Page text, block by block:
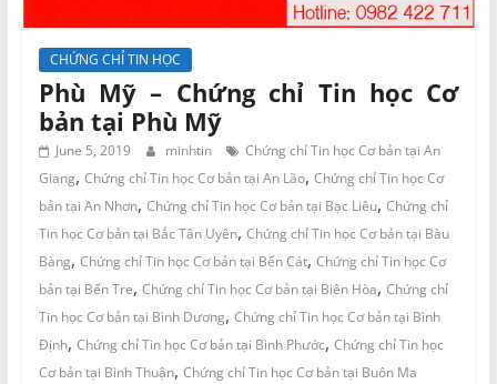
CHỨNG CHỈ TIN HỌC
Phù Mỹ – Chứng chỉ Tin học Cơ
bản tại Phù Mỹ
June 5, 2019 minhtin
Chứng chỉ Tin học Cơ bản tại An
Giang, Chứng chỉ Tin học Cơ bản tại An Lão, Chứng chỉ Tin học Cơ
bản tại An Nhơn, Chứng chỉ Tin học Cơ bản tại Bạc Liêu, Chứng chỉ
Tin học Cơ bản tại Bắc Tân Uyên, Chứng chỉ Tin học Cơ bản tại Bàu
Bàng, Chứng chỉ Tin học Cơ bản tại Bến Cát, Chứng chỉ Tin học Cơ
bản tại Bến Tre, Chứng chỉ Tin học Cơ bản tại Biên Hòa, Chứng chỉ
Tin học Cơ bản tại Bình Dương, Chứng chỉ Tin học Cơ bản tại Bình
Định, Chứng chỉ Tin học Cơ bản tại Bình Phước, Chứng chỉ Tin học
Cơ bản tại Bình Thuận, Chứng chỉ Tin học Cơ bản tại Buôn Ma